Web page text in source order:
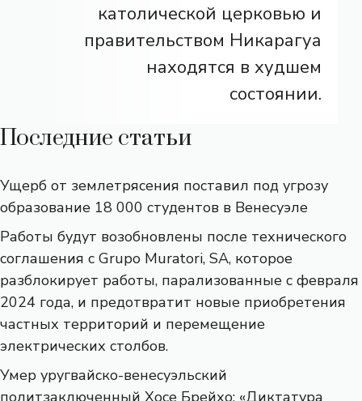
католической церковью и
правительством Никарагуа
находятся в худшем
состоянии.
Последние статьи
Ущерб от землетрясения поставил под угрозу
образование 18 000 студентов в Венесуэле
Работы будут возобновлены после технического
соглашения с Grupo Muratori, SA, которое
разблокирует работы, парализованные с февраля
2024 года, и предотвратит новые приобретения
частных территорий и перемещение
электрических столбов.
Умер уругвайско-венесуэльский
политзаключенный Хосе Брейхо: «Диктатура